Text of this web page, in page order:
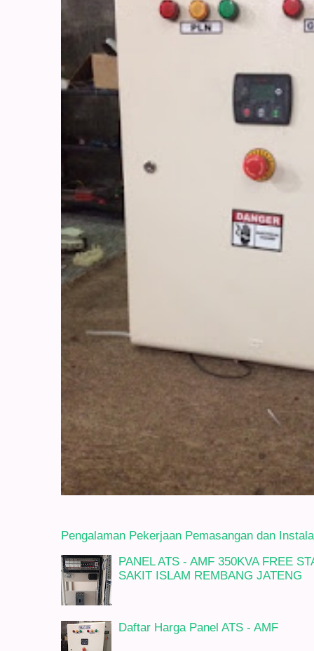
Pengalaman Pekerjaan Pemasangan dan
PANEL ATS - AMF 350KVA FREE
SAKIT ISLAM REMBANG JATENG
Daftar Harga Panel ATS - AMF